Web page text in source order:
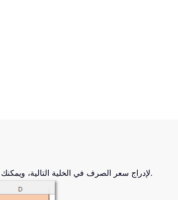
لإدراج سعر الصرف في الخلية التالية، ويمكنك ضبط عدد المنازل العشرية للأسعار حسب احتياجاتك.